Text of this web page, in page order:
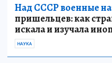
Над СССР военные
пришельцев: как
искала и изучала
НАУКА